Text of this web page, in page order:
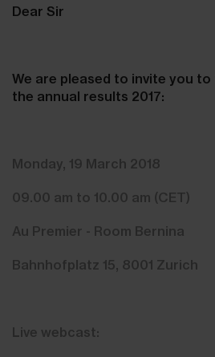
Dear Sir
We are pleased to invite you
the annual results 2017:
Monday, 19 March 2018
09.00 am to 10.00 am (CET)
Au Premier - Room Bernina
Bahnhofplatz 15, 8001 Zurich
Live webcast: